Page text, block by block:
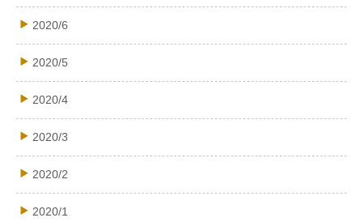
2020/6
2020/5
2020/4
2020/3
2020/2
2020/1